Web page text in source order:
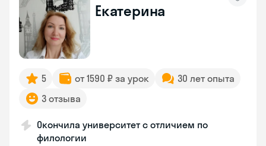
Екатерина
5 от 1590 ₽ за урок
30 лет опыта
3 отзыва
Окончила университет с отличием по
филологии